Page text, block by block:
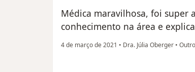
Médica maravilhosa, foi super
conhecimento na área e
4 de março de 2021 • Dra. Júlia Oberger • Outro